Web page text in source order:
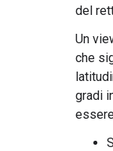
del
Un
che
gradi